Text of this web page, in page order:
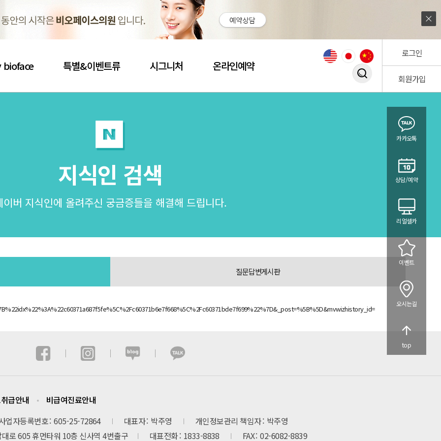
검색창 열기
로그인
회원가입
특별&이벤트류 시그니처 온라인예약
카카오톡
상담/예약
리얼셀카
이벤트
오시는길
top
지식인 검색
이버 지식인에 올려주신 궁금증들을 해결해 드립니다.
질문답변게시판
급안내
비급여진료안내
업자등록번호 605-25-72864 대표자 박주영 개인정보관리 책임자 박주영
로 605 휴먼타워 10층 신사역 4번출구
대표전화 1833-8838 FAX 02-6082-8839